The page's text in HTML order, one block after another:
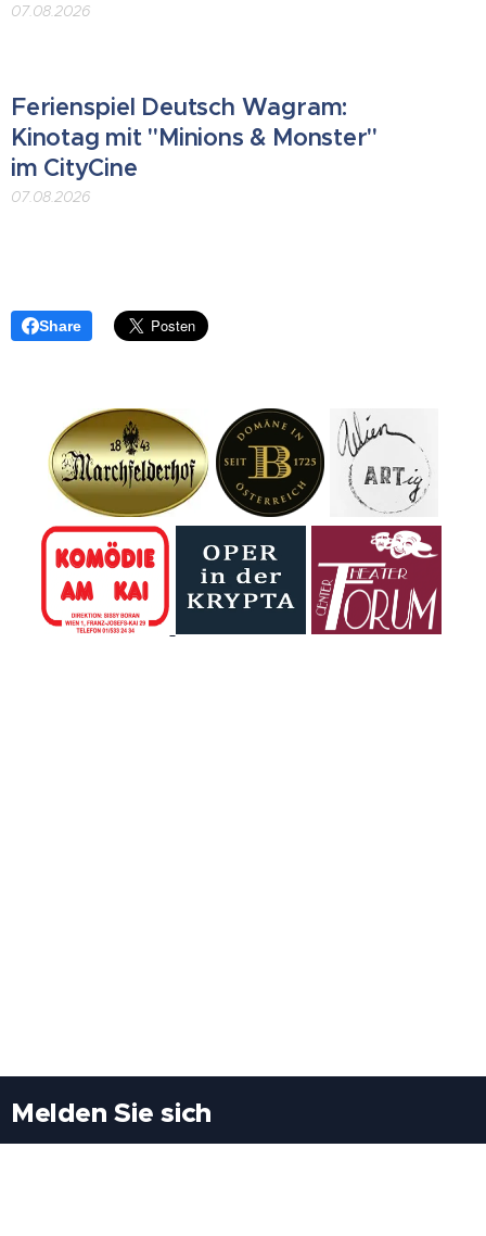
07.08.2026
Ferienspiel Deutsch Wagram:
Kinotag mit "Minions & Monster"
im CityCine
07.08.2026
Share
Melden Sie sich